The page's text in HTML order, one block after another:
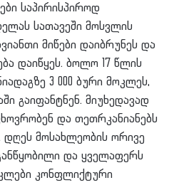
საპირისპიროდ
სათავეში მოსვლის
მიწები დაიბრუნეს და
დაიწყეს. ბოლო 17 წლის
3 000 ბური მოკლეს,
გაიფანტნენ. მიუხედავად
და თეთრკანიანებს
დღეს მოსახლეობის ორივე
და ყველაფერს
კონფლიქტური